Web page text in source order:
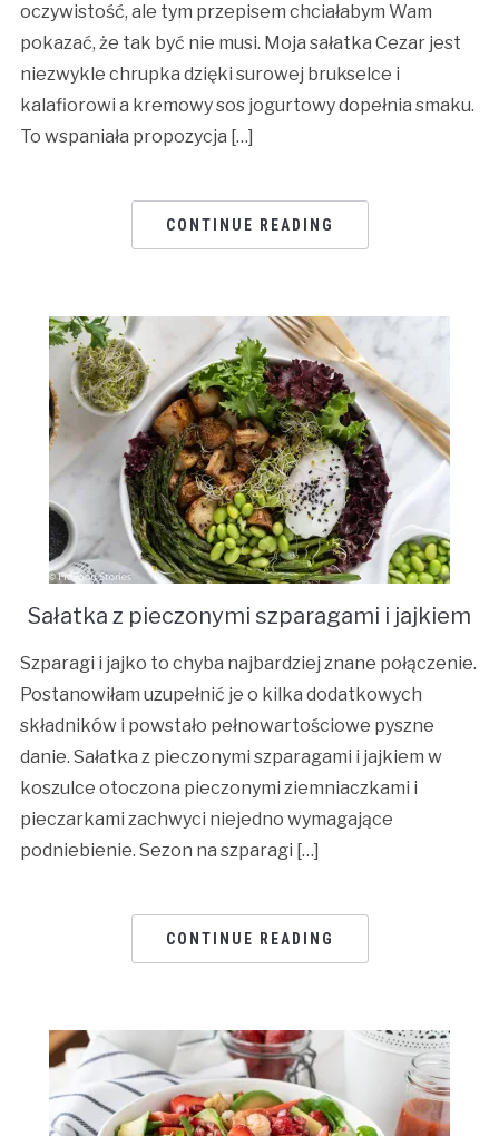
oczywistość, ale tym przepisem chciałabym Wam
pokazać, że tak być nie musi. Moja sałatka Cezar jest
niezwykle chrupka dzięki surowej brukselce i
kalafiorowi a kremowy sos jogurtowy dopełnia smaku.
To wspaniała propozycja […]
CONTINUE READING
Sałatka z pieczonymi szparagami i jajkiem
Szparagi i jajko to chyba najbardziej znane połączenie.
Postanowiłam uzupełnić je o kilka dodatkowych
składników i powstało pełnowartościowe pyszne
danie. Sałatka z pieczonymi szparagami i jajkiem w
koszulce otoczona pieczonymi ziemniaczkami i
pieczarkami zachwyci niejedno wymagające
podniebienie. Sezon na szparagi […]
CONTINUE READING